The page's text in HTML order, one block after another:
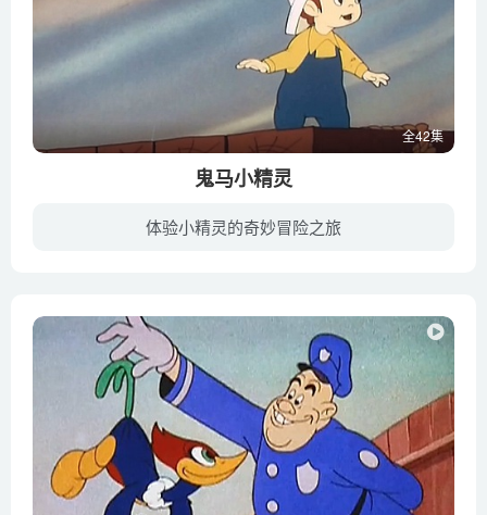
全42集
鬼马小精灵
体验小精灵的奇妙冒险之旅